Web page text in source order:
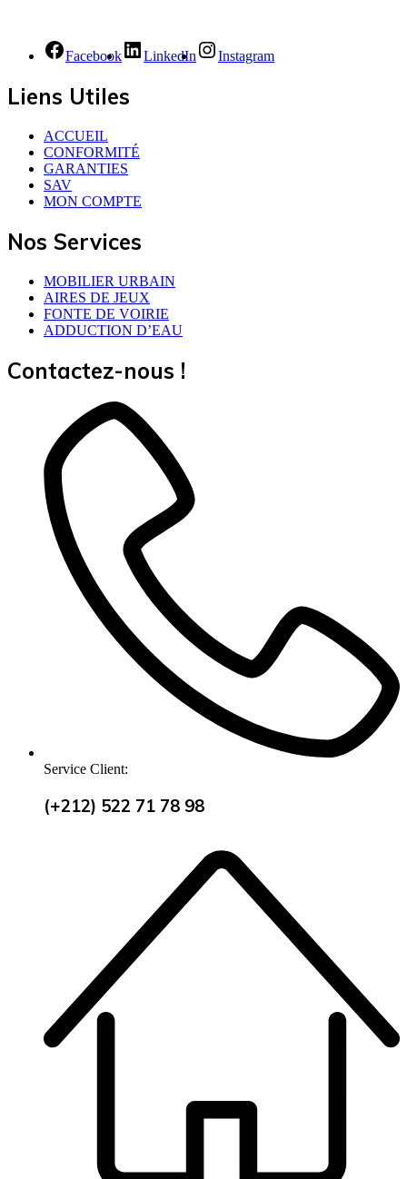
Facebook LinkedIn Instagram
Liens Utiles
ACCUEIL
CONFORMITÉ
GARANTIES
SAV
MON COMPTE
Nos Services
MOBILIER URBAIN
AIRES DE JEUX
FONTE DE VOIRIE
ADDUCTION D’EAU
Contactez-nous !
Service Client:
(+212) 522 71 78 98